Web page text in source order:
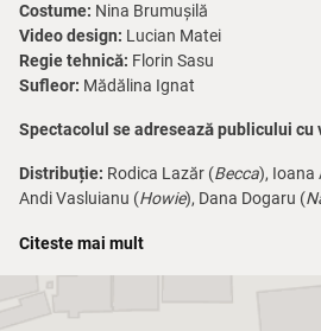
Costume: Nina Brumușilă
Video design: Lucian Matei
Regie tehnică: Florin Sasu
Sufleor: Mădălina Ignat
Spectacolul se adresează publicului cu
Distribuție: Rodica Lazăr (Becca), Ioana
Andi Vasluianu (Howie), Dana Dogaru (
Scrisă de dramaturgul american David
Premiul Pulitzer în 2007. Piesa
durerea, pierderea, recunoașterea și
Citeste mai mult